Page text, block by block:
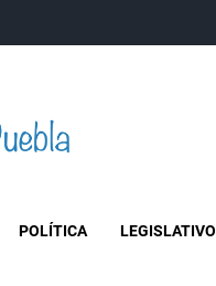
POLÍTICA LEGISLATIVO